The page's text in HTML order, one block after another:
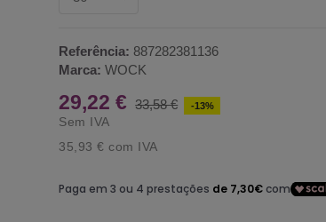
Referência: 887282381136
Marca: WOCK
29,22 € 33,58 € -13%
Sem IVA
35,93 € com IVA